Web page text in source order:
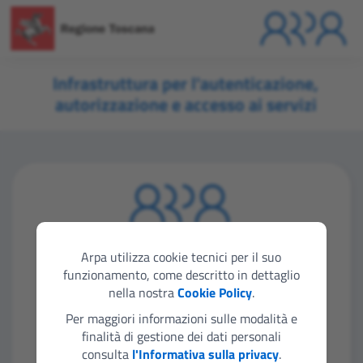
Infrastruttura per l'autenticazione,
autorizzazione e accesso ai servizi
vuoi utilizzare per accedere
Arpa utilizza cookie tecnici per il suo
funzionamento, come descritto in dettaglio
nella nostraCookie Policy.
Per maggiori informazioni sulle modalità e
finalità di gestione dei dati personali
consulta l'Informativa sulla privacy.